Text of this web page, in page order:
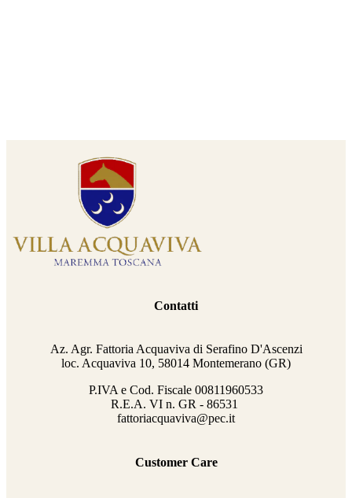
Contatti
Az. Agr. Fattoria Acquaviva di Serafino D'Ascenzi
loc. Acquaviva 10, 58014 Montemerano (GR)
P.IVA e Cod. Fiscale 00811960533
R.E.A. VI n. GR - 86531
fattoriacquaviva@pec.it
Customer Care